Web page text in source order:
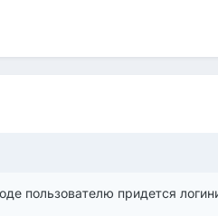
пользователю придется